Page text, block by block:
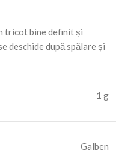
tricot bine definit și
deschide după spălare și
1 g
Galben